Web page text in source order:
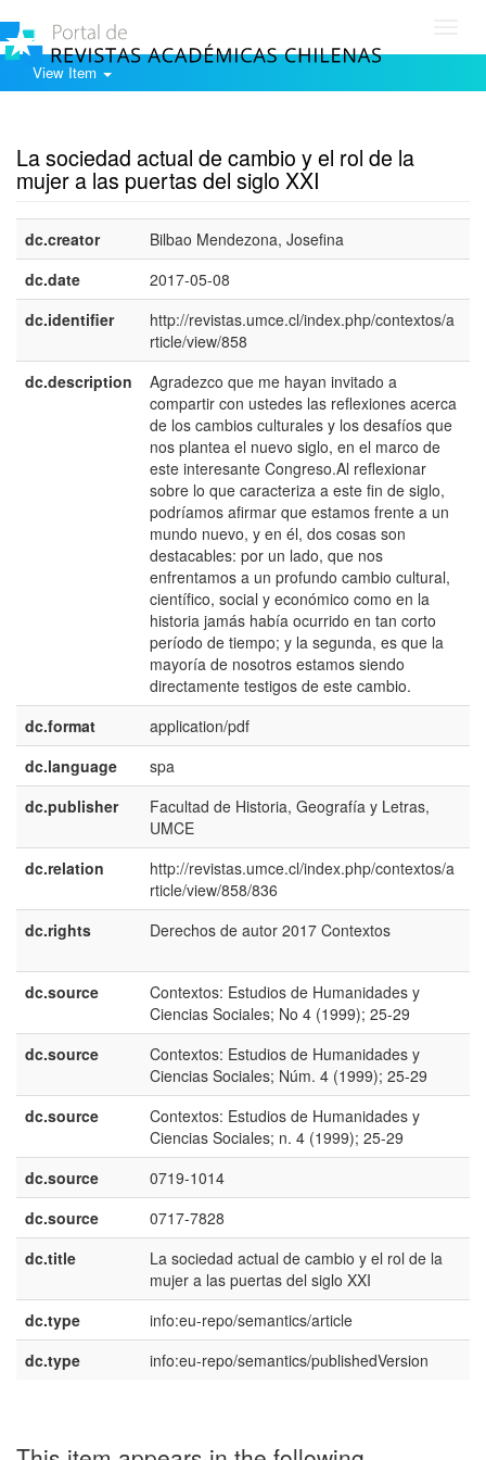
View Item
La sociedad actual de cambio y el rol de la
mujer a las puertas del siglo XXI
dc.creator
Bilbao Mendezona, Josefina
dc.date
2017-05-08
dc.identifier
http://revistas.umce.cl/index.php/contextos/a
rticle/view/858
dc.description
Agradezco que me hayan invitado a
compartir con ustedes las reflexiones acerca
de los cambios culturales y los desafíos que
nos plantea el nuevo siglo, en el marco de
este interesante Congreso.Al reflexionar
sobre lo que caracteriza a este fin de siglo,
podríamos afirmar que estamos frente a un
mundo nuevo, y en él, dos cosas son
destacables: por un lado, que nos
enfrentamos a un profundo cambio cultural,
científico, social y económico como en la
historia jamás había ocurrido en tan corto
período de tiempo; y la segunda, es que la
mayoría de nosotros estamos siendo
directamente testigos de este cambio.
dc.format
application/pdf
dc.language
spa
dc.publisher
Facultad de Historia, Geografía y Letras,
UMCE
dc.relation
http://revistas.umce.cl/index.php/contextos/a
rticle/view/858/836
dc.rights
Derechos de autor 2017 Contextos
dc.source
Contextos: Estudios de Humanidades y
Ciencias Sociales; No 4 (1999); 25-29
dc.source
Contextos: Estudios de Humanidades y
Ciencias Sociales; Núm. 4 (1999); 25-29
dc.source
Contextos: Estudios de Humanidades y
Ciencias Sociales; n. 4 (1999); 25-29
dc.source
0719-1014
dc.source
0717-7828
dc.title
La sociedad actual de cambio y el rol de la
mujer a las puertas del siglo XXI
dc.type
info:eu-repo/semantics/article
dc.type
info:eu-repo/semantics/publishedVersion